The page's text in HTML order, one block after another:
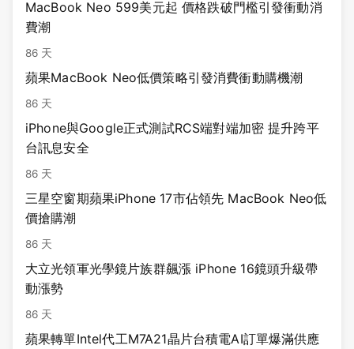
MacBook Neo 599美元起 價格跌破門檻引發衝動消
費潮
86 天
蘋果MacBook Neo低價策略引發消費衝動購機潮
86 天
iPhone與Google正式測試RCS端對端加密 提升跨平
台訊息安全
86 天
三星空窗期蘋果iPhone 17市佔領先 MacBook Neo低
價搶購潮
86 天
大立光領軍光學鏡片族群飆漲 iPhone 16鏡頭升級帶
動漲勢
86 天
蘋果轉單Intel代工M7A21晶片台積電AI訂單爆滿供應